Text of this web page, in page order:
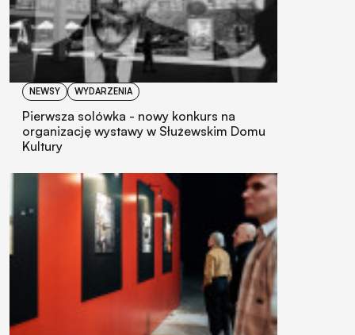
NEWSY WYDARZENIA
Pierwsza solówka - nowy konkurs na
organizację wystawy w Służewskim Domu
Kultury